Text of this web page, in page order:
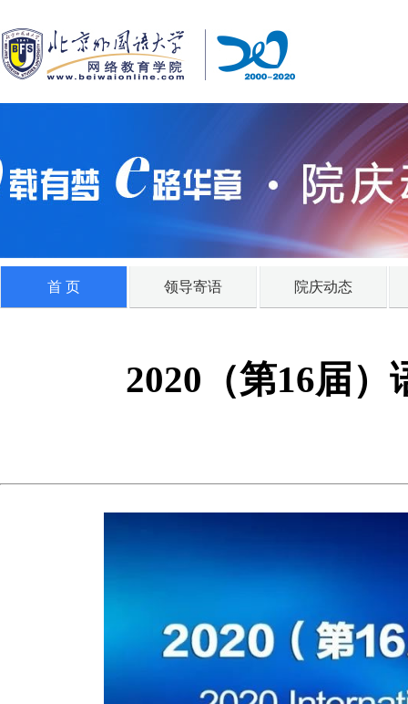
首 页 领导寄语 院庆动态
2020（第16届